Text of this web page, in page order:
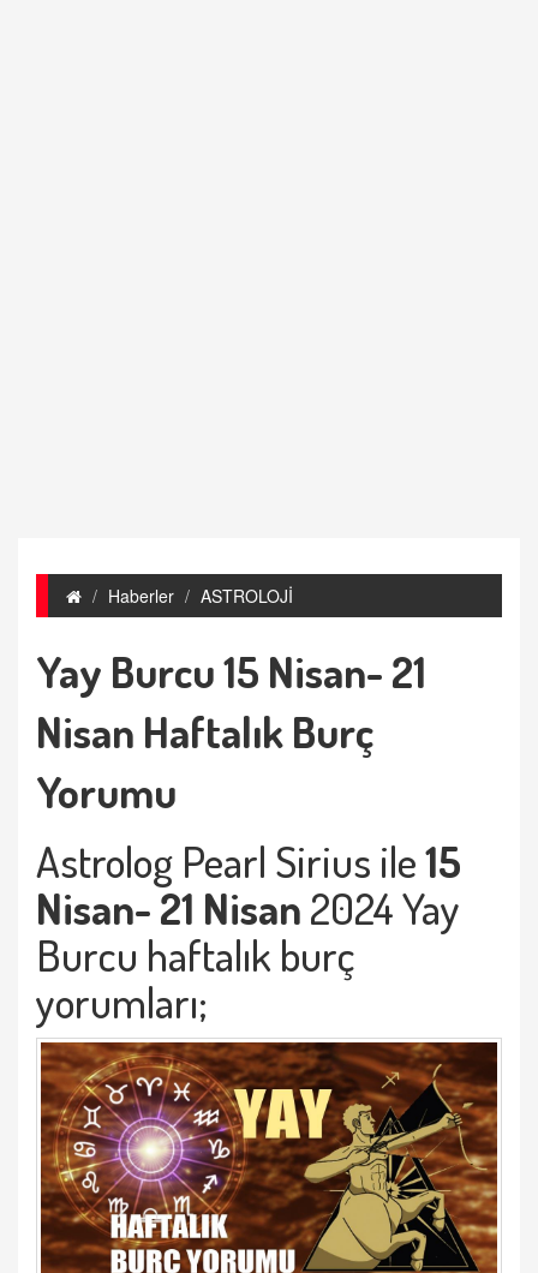
Haberler ASTROLOJİ
Yay Burcu 15 Nisan- 21
Nisan Haftalık Burç
Yorumu
Astrolog Pearl Sirius ile15
Nisan- 21 Nisan2024 Yay
Burcu haftalık burç
yorumları;